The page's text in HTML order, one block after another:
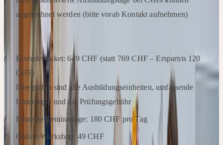
angerechnet werden (bitte vorab Kontakt aufnehmen)
Komplettpaket: 649 CHF (statt 769 CHF – Ersparnis 120
CHF)
Inbegriffen sind alle Ausbildungseinheiten, umfassende
Unterlagen und die Prüfungsgebühr
Einzelne Seminartage: 180 CHF pro Tag
Online-Workshop: 49 CHF